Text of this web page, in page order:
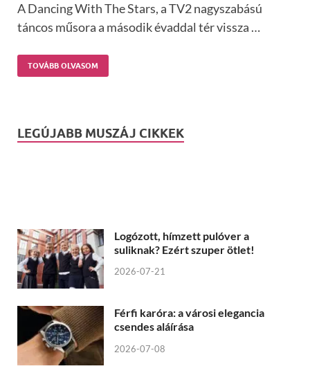
A Dancing With The Stars, a TV2 nagyszabású
táncos műsora a második évaddal tér vissza …
TOVÁBB OLVASOM
LEGÚJABB MUSZÁJ CIKKEK
Logózott, hímzett pulóver a
suliknak? Ezért szuper ötlet!
2026-07-21
Férfi karóra: a városi elegancia
csendes aláírása
2026-07-08